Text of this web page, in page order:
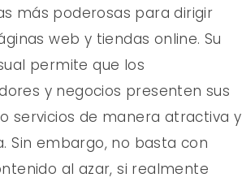
más poderosas para dirigir
web y tiendas online. Su
permite que los
y negocios presenten sus
servicios de manera atractiva y
Sin embargo, no basta con
al azar, si realmente